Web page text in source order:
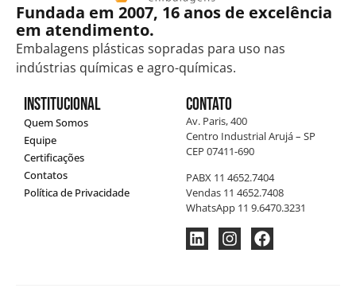
Fundada em 2007, 16 anos de excelência
em atendimento.
Embalagens plásticas sopradas para uso nas
indústrias químicas e agro-químicas.
Institucional
Quem Somos
Equipe
Certificações
Contatos
Política de Privacidade
Contato
Av. Paris, 400
Centro Industrial Arujá – SP
CEP 07411-690
PABX 11 4652.7404
Vendas 11 4652.7408
WhatsApp 11 9.6470.3231